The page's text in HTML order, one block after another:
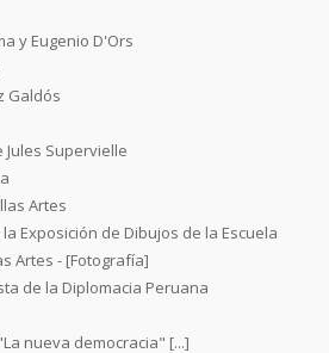
y Eugenio D'Ors
Galdós
Supervielle
Artes
Exposición de Dibujos de la Escuela
Artes - [Fotografía]
de la Diplomacia Peruana
nueva democracia" [...]